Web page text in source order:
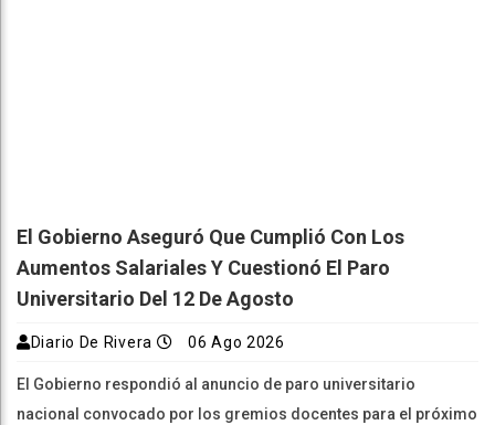
El Gobierno Aseguró Que Cumplió Con Los
Aumentos Salariales Y Cuestionó El Paro
Universitario Del 12 De Agosto
Diario De Rivera 06 Ago 2026
El Gobierno respondió al anuncio de paro universitario
nacional convocado por los gremios docentes para el próximo